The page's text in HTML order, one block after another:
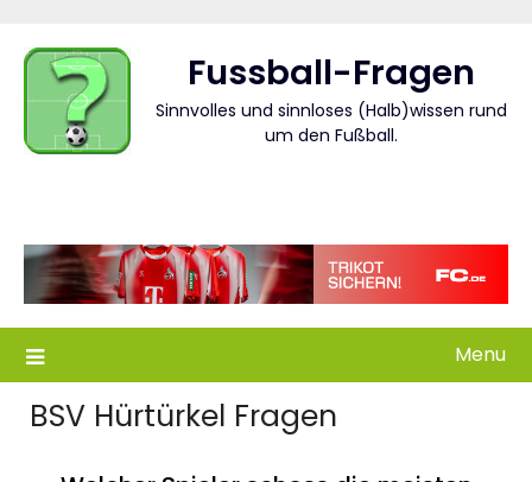
content
Fussball-Fragen
Sinnvolles und sinnloses (Halb)wissen rund
um den Fußball.
Menu
BSV Hürtürkel Fragen